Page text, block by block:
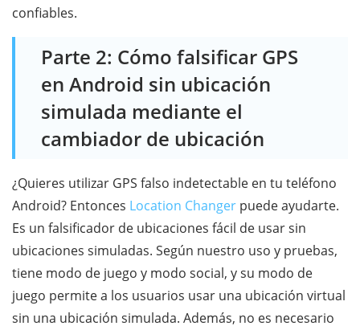
confiables.
Parte 2: Cómo falsificar GPS
en Android sin ubicación
simulada mediante el
cambiador de ubicación
¿Quieres utilizar GPS falso indetectable en tu teléfono
Android? Entonces Location Changer puede ayudarte.
Es un falsificador de ubicaciones fácil de usar sin
ubicaciones simuladas. Según nuestro uso y pruebas,
tiene modo de juego y modo social, y su modo de
juego permite a los usuarios usar una ubicación virtual
sin una ubicación simulada. Además, no es necesario